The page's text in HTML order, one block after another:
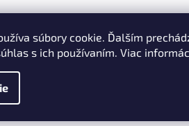
súbory cookie. Ďalším
s ich používaním. Viac